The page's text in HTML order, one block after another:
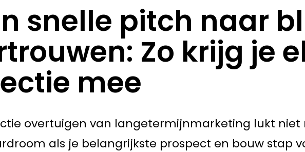
snelle pitch naar
Zo krijg je
mee
overtuigen van langetermijnmarketing lukt niet
als je belangrijkste prospect en bouw stap